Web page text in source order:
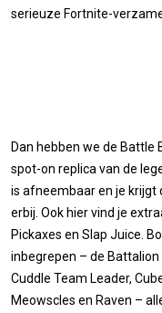
serieuze Fortnite-
Dan hebben we de Battle
spot-on replica van de
is afneembaar en je krijgt
erbij. Ook hier vind je
Pickaxes en Slap Juice.
inbegrepen – de Battalion
Cuddle Team Leader,
Meowscles en Raven –